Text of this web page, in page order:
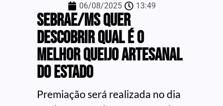
06/08/2025 13:49
Sebrae/MS quer
descobrir qual é o
melhor queijo artesanal
do estado
Premiação será realizada no dia